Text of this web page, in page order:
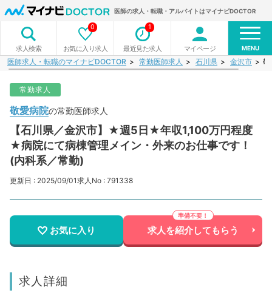
医師の求人・転職・アルバイトはマイナビDOCTOR
求人検索 お気に入り求人
0
最近見た求人
1
マイページ MENU
医師求人・転職のマイナビDOCTOR 常勤医師求人 石川県 金沢市 敬
常勤求人
敬愛病院の常勤医師求人
【石川県／金沢市】★週5日★年収1,100万円程度
★病院にて病棟管理メイン・外来のお仕事です！
(内科系／常勤)
更新日 : 2025/09/01求人No : 791338
お気に入り 求人を紹介してもらう
求人詳細